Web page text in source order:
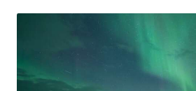
o
s
para
a